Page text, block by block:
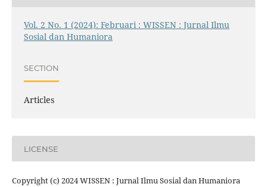
Vol. 2 No. 1 (2024): Februari : WISSEN : Jurnal Ilmu
Sosial dan Humaniora
SECTION
Articles
LICENSE
Copyright (c) 2024 WISSEN : Jurnal Ilmu Sosial dan Humaniora